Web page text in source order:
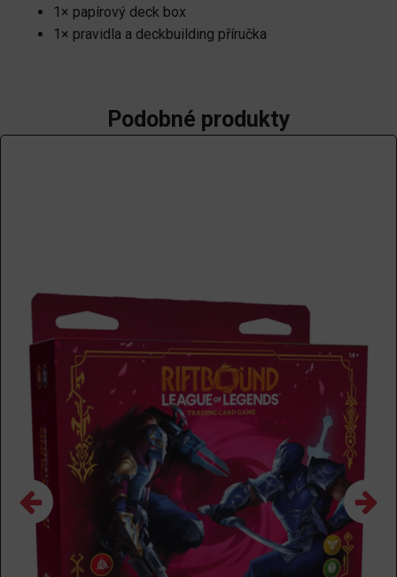
1× papírový deck box
1× pravidla a deckbuilding příručka
Podobné produkty